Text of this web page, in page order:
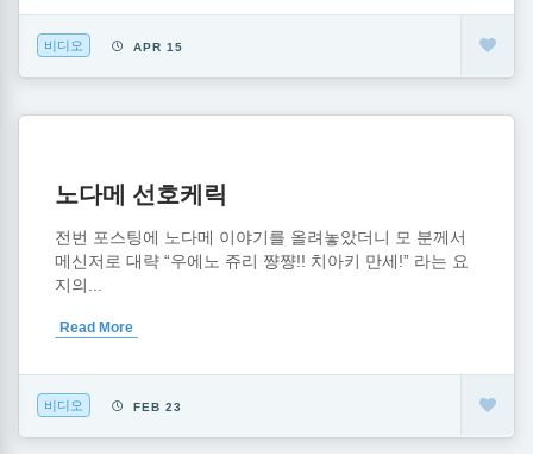
비디오 APR 15
노다메 선호케릭
전번 포스팅에 노다메 이야기를 올려놓았더니 모 분께서
메신저로 대략 “우에노 쥬리 쨩쨩!! 치아키 만세!” 라는 요
지의...
Read More
비디오 FEB 23